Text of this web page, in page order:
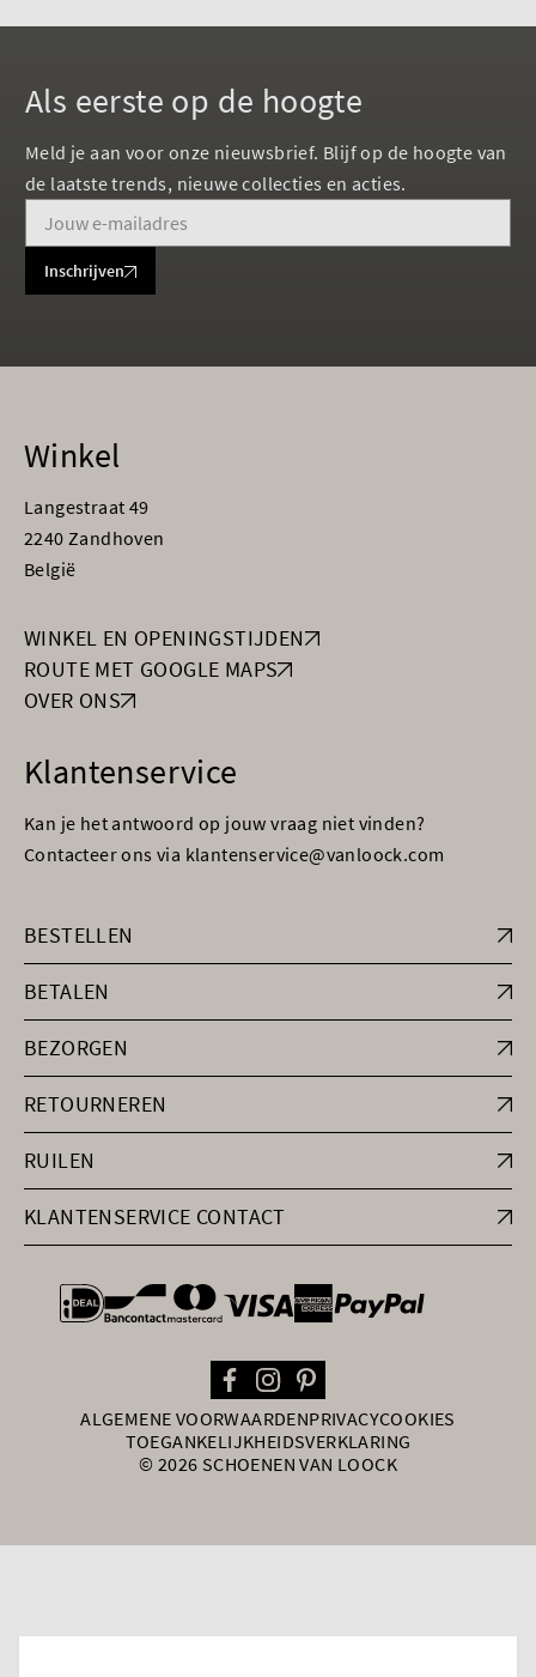
Als eerste op de hoogte
Meld je aan voor onze nieuwsbrief. Blijf op de hoogte van
de laatste trends, nieuwe collecties en acties.
Inschrijven
Winkel
Langestraat 49
2240 Zandhoven
België
WINKEL EN OPENINGSTIJDEN
ROUTE MET GOOGLE MAPS
OVER ONS
Klantenservice
Kan je het antwoord op jouw vraag niet vinden?
Contacteer ons via klantenservice@vanloock.com
BESTELLEN
BETALEN
BEZORGEN
RETOURNEREN
RUILEN
KLANTENSERVICE CONTACT
general.paymentOptions
ALGEMENE VOORWAARDENPRIVACYCOOKIES
TOEGANKELIJKHEIDSVERKLARING
© 2026 SCHOENEN VAN LOOCK